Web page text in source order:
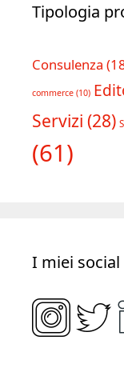
Tipologia
Consulenza
commerce (10)
Servizi (28)
(61)
I miei social